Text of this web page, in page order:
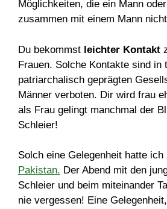
Möglichkeiten, die ein Mann
zusammen mit einem Mann
Du bekommst leichter Kontakt
Frauen. Solche Kontakte sind in
patriarchalisch geprägten
Männer verboten. Dir wird frau
als Frau gelingt manchmal der
Schleier!
Solch eine Gelegenheit hatte
Pakistan. Der Abend mit den
Schleier und beim miteinander
nie vergessen! Eine